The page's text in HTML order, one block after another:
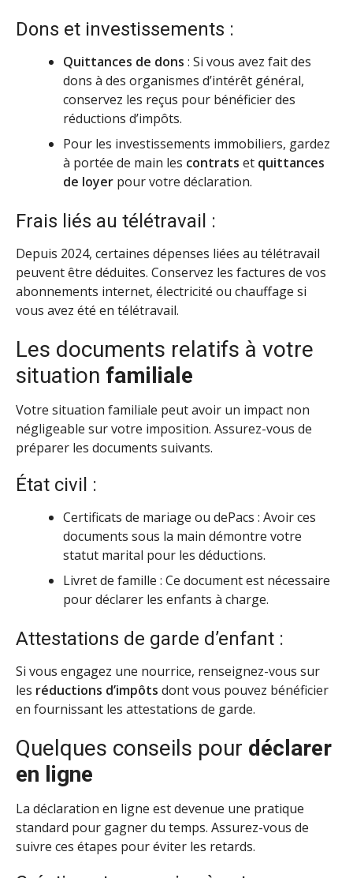
Dons et investissements :
Quittances de dons : Si vous avez fait des
dons à des organismes d’intérêt général,
conservez les reçus pour bénéficier des
réductions d’impôts.
Pour les investissements immobiliers, gardez
à portée de main les contrats et quittances
de loyer pour votre déclaration.
Frais liés au télétravail :
Depuis 2024, certaines dépenses liées au télétravail
peuvent être déduites. Conservez les factures de vos
abonnements internet, électricité ou chauffage si
vous avez été en télétravail.
Les documents relatifs à votre
situation familiale
Votre situation familiale peut avoir un impact non
négligeable sur votre imposition. Assurez-vous de
préparer les documents suivants.
État civil :
Certificats de mariage ou dePacs : Avoir ces
documents sous la main démontre votre
statut marital pour les déductions.
Livret de famille : Ce document est nécessaire
pour déclarer les enfants à charge.
Attestations de garde d’enfant :
Si vous engagez une nourrice, renseignez-vous sur
les réductions d’impôts dont vous pouvez bénéficier
en fournissant les attestations de garde.
Quelques conseils pour déclarer
en ligne
La déclaration en ligne est devenue une pratique
standard pour gagner du temps. Assurez-vous de
suivre ces étapes pour éviter les retards.